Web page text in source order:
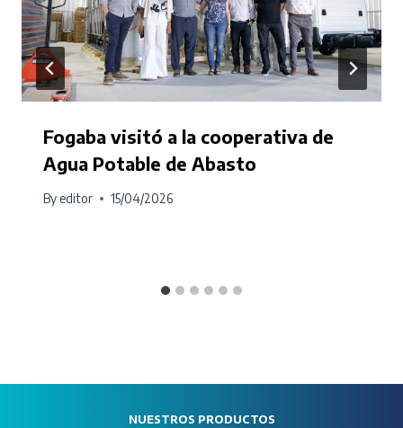
Fogaba visitó a la cooperativa de
Agua Potable de Abasto
By editor 15/04/2026
NUESTROS PRODUCTOS